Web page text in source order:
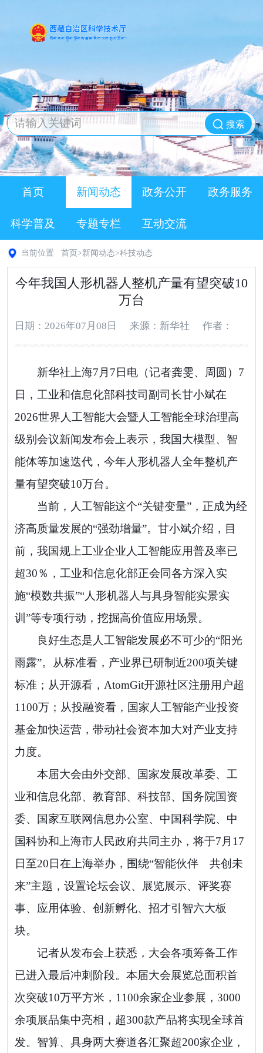
搜索
首页 新闻动态 政务公开 政务服务
科学普及 专题专栏 互动交流
当前位置 首页 >新闻动态>科技动态
今年我国人形机器人整机产量有望突破10
万台
日期：2026年07月08日 来源：新华社 作者：
新华社上海7月7日电（记者龚雯、周圆）7
日，工业和信息化部科技司副司长甘小斌在
2026世界人工智能大会暨人工智能全球治理高
级别会议新闻发布会上表示，我国大模型、智
能体等加速迭代，今年人形机器人全年整机产
量有望突破10万台。
当前，人工智能这个“关键变量”，正成为经
济高质量发展的“强劲增量”。甘小斌介绍，目
前，我国规上工业企业人工智能应用普及率已
超30％，工业和信息化部正会同各方深入实
施“模数共振”“人形机器人与具身智能实景实
训”等专项行动，挖掘高价值应用场景。
良好生态是人工智能发展必不可少的“阳光
雨露”。从标准看，产业界已研制近200项关键
标准；从开源看，AtomGit开源社区注册用户超
1100万；从投融资看，国家人工智能产业投资
基金加快运营，带动社会资本加大对产业支持
力度。
本届大会由外交部、国家发展改革委、工
业和信息化部、教育部、科技部、国务院国资
委、国家互联网信息办公室、中国科学院、中
国科协和上海市人民政府共同主办，将于7月17
日至20日在上海举办，围绕“智能伙伴 共创未
来”主题，设置论坛会议、展览展示、评奖赛
事、应用体验、创新孵化、招才引智六大板
块。
记者从发布会上获悉，大会各项筹备工作
已进入最后冲刺阶段。本届大会展览总面积首
次突破10万平方米，1100余家企业参展，3000
余项展品集中亮相，超300款产品将实现全球首
发。智算、具身两大赛道各汇聚超200家企业，